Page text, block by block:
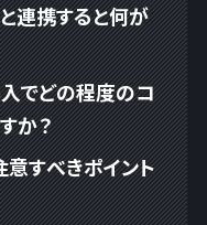
携すると何が
でどの程度のコ
か？
すべきポイント